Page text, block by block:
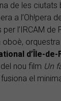
de les ciutats
a l’Oh!pera
l’IRCAM de
d’Île-de-
nou film Un
el